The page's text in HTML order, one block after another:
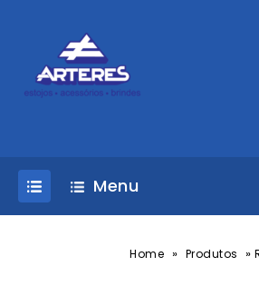
Menu
Home » Produtos »